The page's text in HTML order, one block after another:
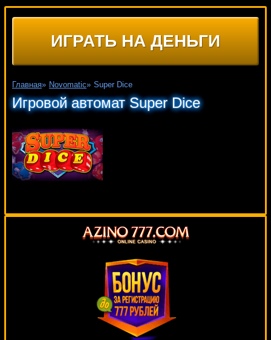
ИГРАТЬ НА ДЕНЬГИ
Главная» Novomatic» Super Dice
Игровой автомат Super Dice